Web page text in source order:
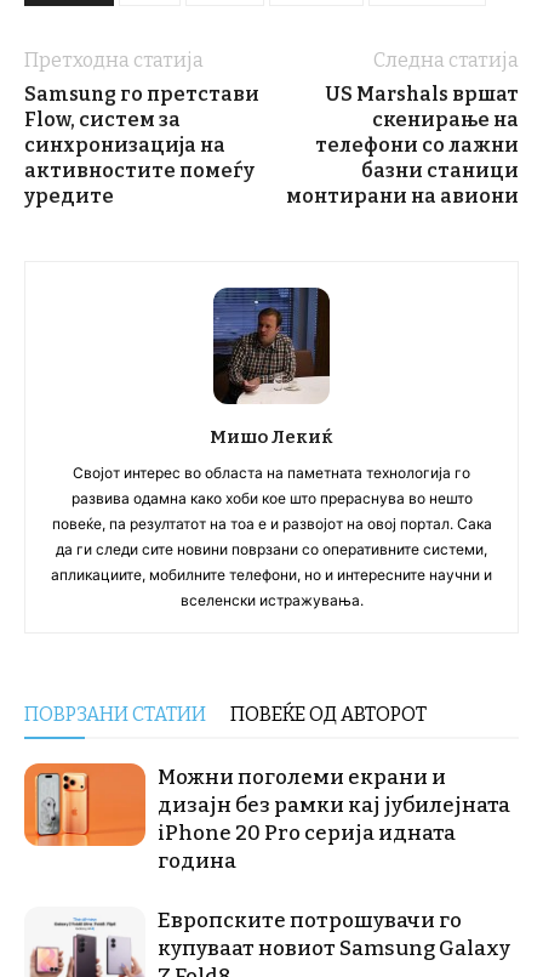
Претходна статија
Samsung го претстави
Flow, систем за
синхронизација на
активностите помеѓу
уредите
Следна статија
US Marshals вршат
скенирање на
телефони со лажни
базни станици
монтирани на авиони
Мишо Лекиќ
Својот интерес во областа на паметната технологија го
развива одамна како хоби кое што прераснува во нешто
повеќе, па резултатот на тоа е и развојот на овој портал. Сака
да ги следи сите новини поврзани со оперативните системи,
апликациите, мобилните телефони, но и интересните научни и
вселенски истражувања.
ПОВРЗАНИ СТАТИИ ПОВЕЌЕ ОД АВТОРОТ
Можни поголеми екрани и
дизајн без рамки кај јубилејната
iPhone 20 Pro серија идната
година
Европските потрошувачи го
купуваат новиот Samsung Galaxy